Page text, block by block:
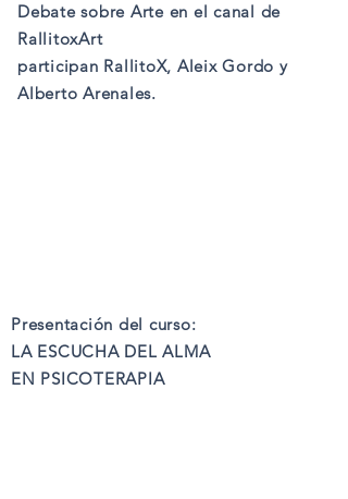
Debate sobre Arte en el canal de
RallitoxArt
participan RallitoX, Aleix Gordo y
Alberto Arenales.
Presentación del curso:
LA ESCUCHA DEL ALMA
EN PSICOTERAPIA